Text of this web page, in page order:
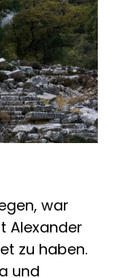
war
Alexander
zu haben.
und